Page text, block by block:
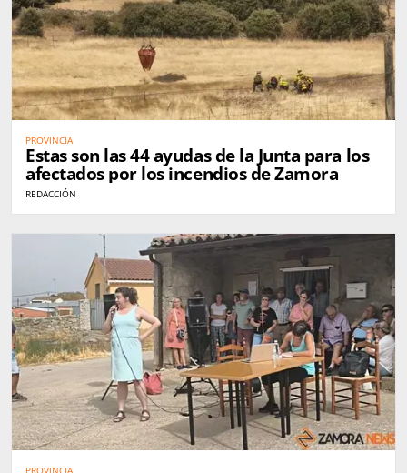
PROVINCIA
Estas son las 44 ayudas de la Junta para los
afectados por los incendios de Zamora
REDACCIÓN
PROVINCIA